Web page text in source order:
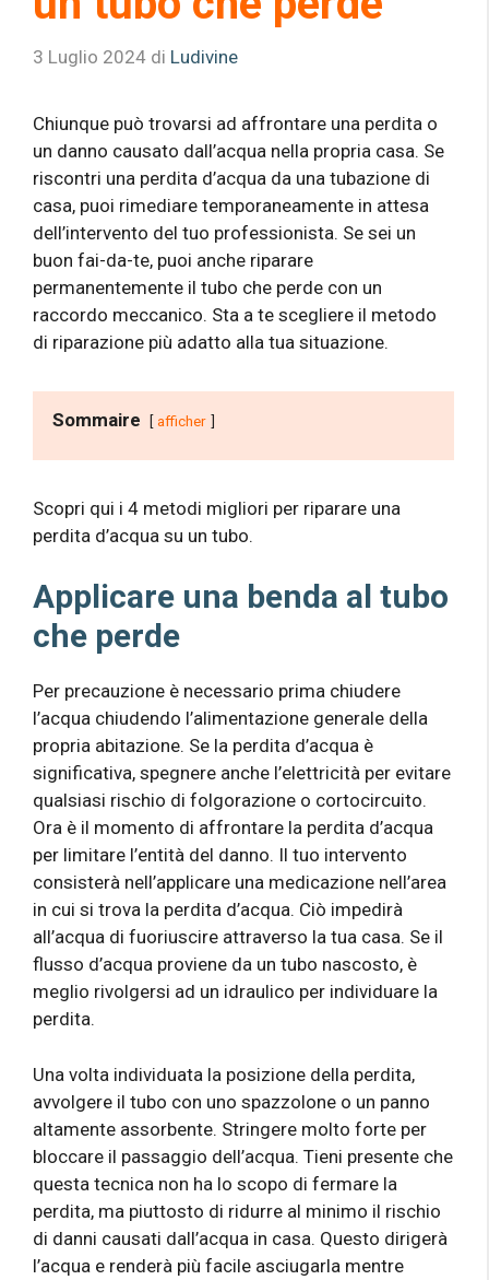
3 Luglio 2024 di Ludivine
Chiunque può trovarsi ad affrontare una perdita o
un danno causato dall’acqua nella propria casa. Se
riscontri una perdita d’acqua da una tubazione di
casa, puoi rimediare temporaneamente in attesa
dell’intervento del tuo professionista. Se sei un
buon fai-da-te, puoi anche riparare
permanentemente il tubo che perde con un
raccordo meccanico. Sta a te scegliere il metodo
di riparazione più adatto alla tua situazione.
Sommaire afficher
Scopri qui i 4 metodi migliori per riparare una
perdita d’acqua su un tubo.
Applicare una benda al tubo
che perde
Per precauzione è necessario prima chiudere
l’acqua chiudendo l’alimentazione generale della
propria abitazione. Se la perdita d’acqua è
significativa, spegnere anche l’elettricità per evitare
qualsiasi rischio di folgorazione o cortocircuito.
Ora è il momento di affrontare la perdita d’acqua
per limitare l’entità del danno. Il tuo intervento
consisterà nell’applicare una medicazione nell’area
in cui si trova la perdita d’acqua. Ciò impedirà
all’acqua di fuoriuscire attraverso la tua casa. Se il
flusso d’acqua proviene da un tubo nascosto, è
meglio rivolgersi ad un idraulico per individuare la
perdita.
Una volta individuata la posizione della perdita,
avvolgere il tubo con uno spazzolone o un panno
altamente assorbente. Stringere molto forte per
bloccare il passaggio dell’acqua. Tieni presente che
questa tecnica non ha lo scopo di fermare la
perdita, ma piuttosto di ridurre al minimo il rischio
di danni causati dall’acqua in casa. Questo dirigerà
l’acqua e renderà più facile asciugarla mentre